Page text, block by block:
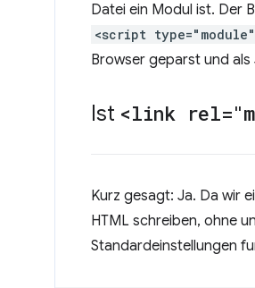
Datei ein Modul ist. Der
<script
Browser geparst und
Ist <link
Kurz gesagt: Ja. Da wir
HTML schreiben, ohne
Standardeinstellungen